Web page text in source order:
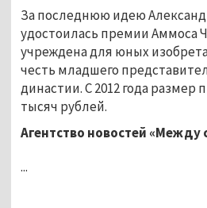
За последнюю идею
удостоилась премии Аммоса
учреждена для юных
честь младшего
династии. С 2012 года размер
тысяч рублей.
Агентство новостей «Между
...